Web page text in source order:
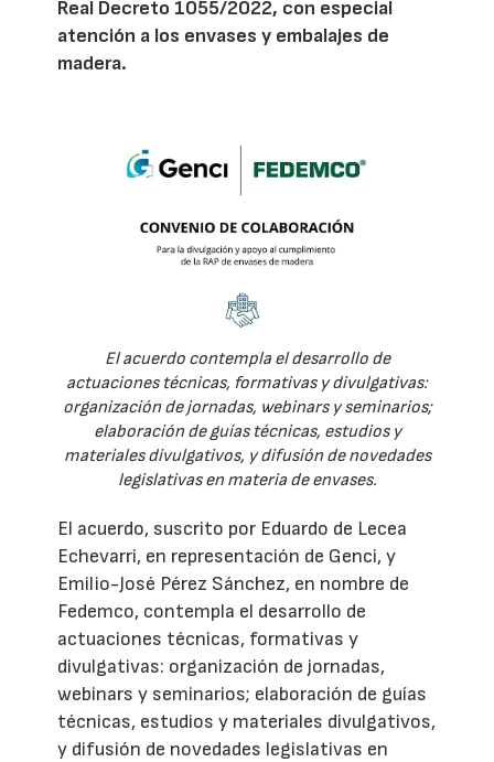
Real Decreto 1055/2022, con especial
atención a los envases y embalajes de
madera.
El acuerdo contempla el desarrollo de
actuaciones técnicas, formativas y divulgativas:
organización de jornadas, webinars y seminarios;
elaboración de guías técnicas, estudios y
materiales divulgativos, y difusión de novedades
legislativas en materia de envases.
El acuerdo, suscrito por Eduardo de Lecea
Echevarri, en representación de Genci, y
Emilio-José Pérez Sánchez, en nombre de
Fedemco, contempla el desarrollo de
actuaciones técnicas, formativas y
divulgativas: organización de jornadas,
webinars y seminarios; elaboración de guías
técnicas, estudios y materiales divulgativos,
y difusión de novedades legislativas en